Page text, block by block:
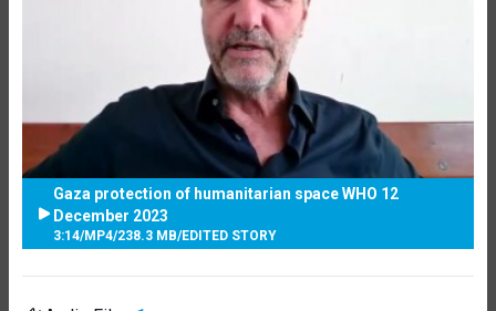
Gaza protection of humanitarian space WHO 12
December 2023
3:14/MP4/238.3 MB/EDITED STORY